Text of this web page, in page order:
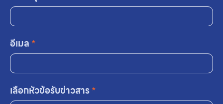
อีเมล *
เลือกหัวข้อรับข่าวสาร*